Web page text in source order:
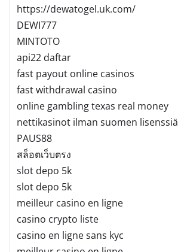
https://dewatogel.uk.com/
DEWI777
MINTOTO
api22 daftar
fast payout online casinos
fast withdrawal casino
online gambling texas real money
nettikasinot ilman suomen lisenssiä
PAUS88
สล็อตเว็บตรง
slot depo 5k
slot depo 5k
meilleur casino en ligne
casino crypto liste
casino en ligne sans kyc